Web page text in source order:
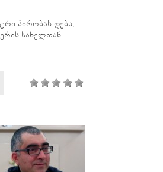
პირობას დებს,
სახელთან